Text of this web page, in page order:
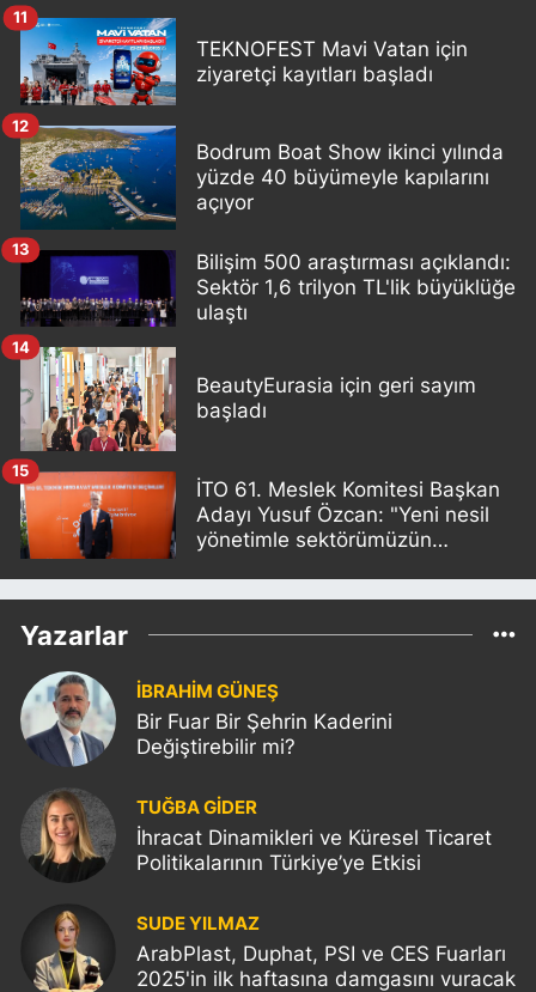
TEKNOFEST Mavi Vatan için
ziyaretçi kayıtları başladı
11
Bodrum Boat Show ikinci yılında
yüzde 40 büyümeyle kapılarını
açıyor
12
Bilişim 500 araştırması açıklandı:
Sektör 1,6 trilyon TL'lik büyüklüğe
ulaştı
13
BeautyEurasia için geri sayım
başladı
14
İTO 61. Meslek Komitesi Başkan
Adayı Yusuf Özcan: "Yeni nesil
yönetimle sektörümüzün
15
Yazarlar
İBRAHİM GÜNEŞ
Bir Fuar Bir Şehrin Kaderini
Değiştirebilir mi?
TUĞBA GİDER
İhracat Dinamikleri ve Küresel Ticaret
Politikalarının Türkiye’ye Etkisi
SUDE YILMAZ
ArabPlast, Duphat, PSI ve CES Fuarları
2025'in ilk haftasına damgasını vuracak